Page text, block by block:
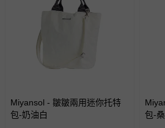
Miyansol - 皺皺兩用迷你托特
包-奶油白
包-